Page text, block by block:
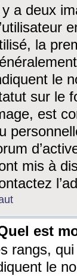
y a deux
la
le
sur le
est
mis à
est
rangs,
le